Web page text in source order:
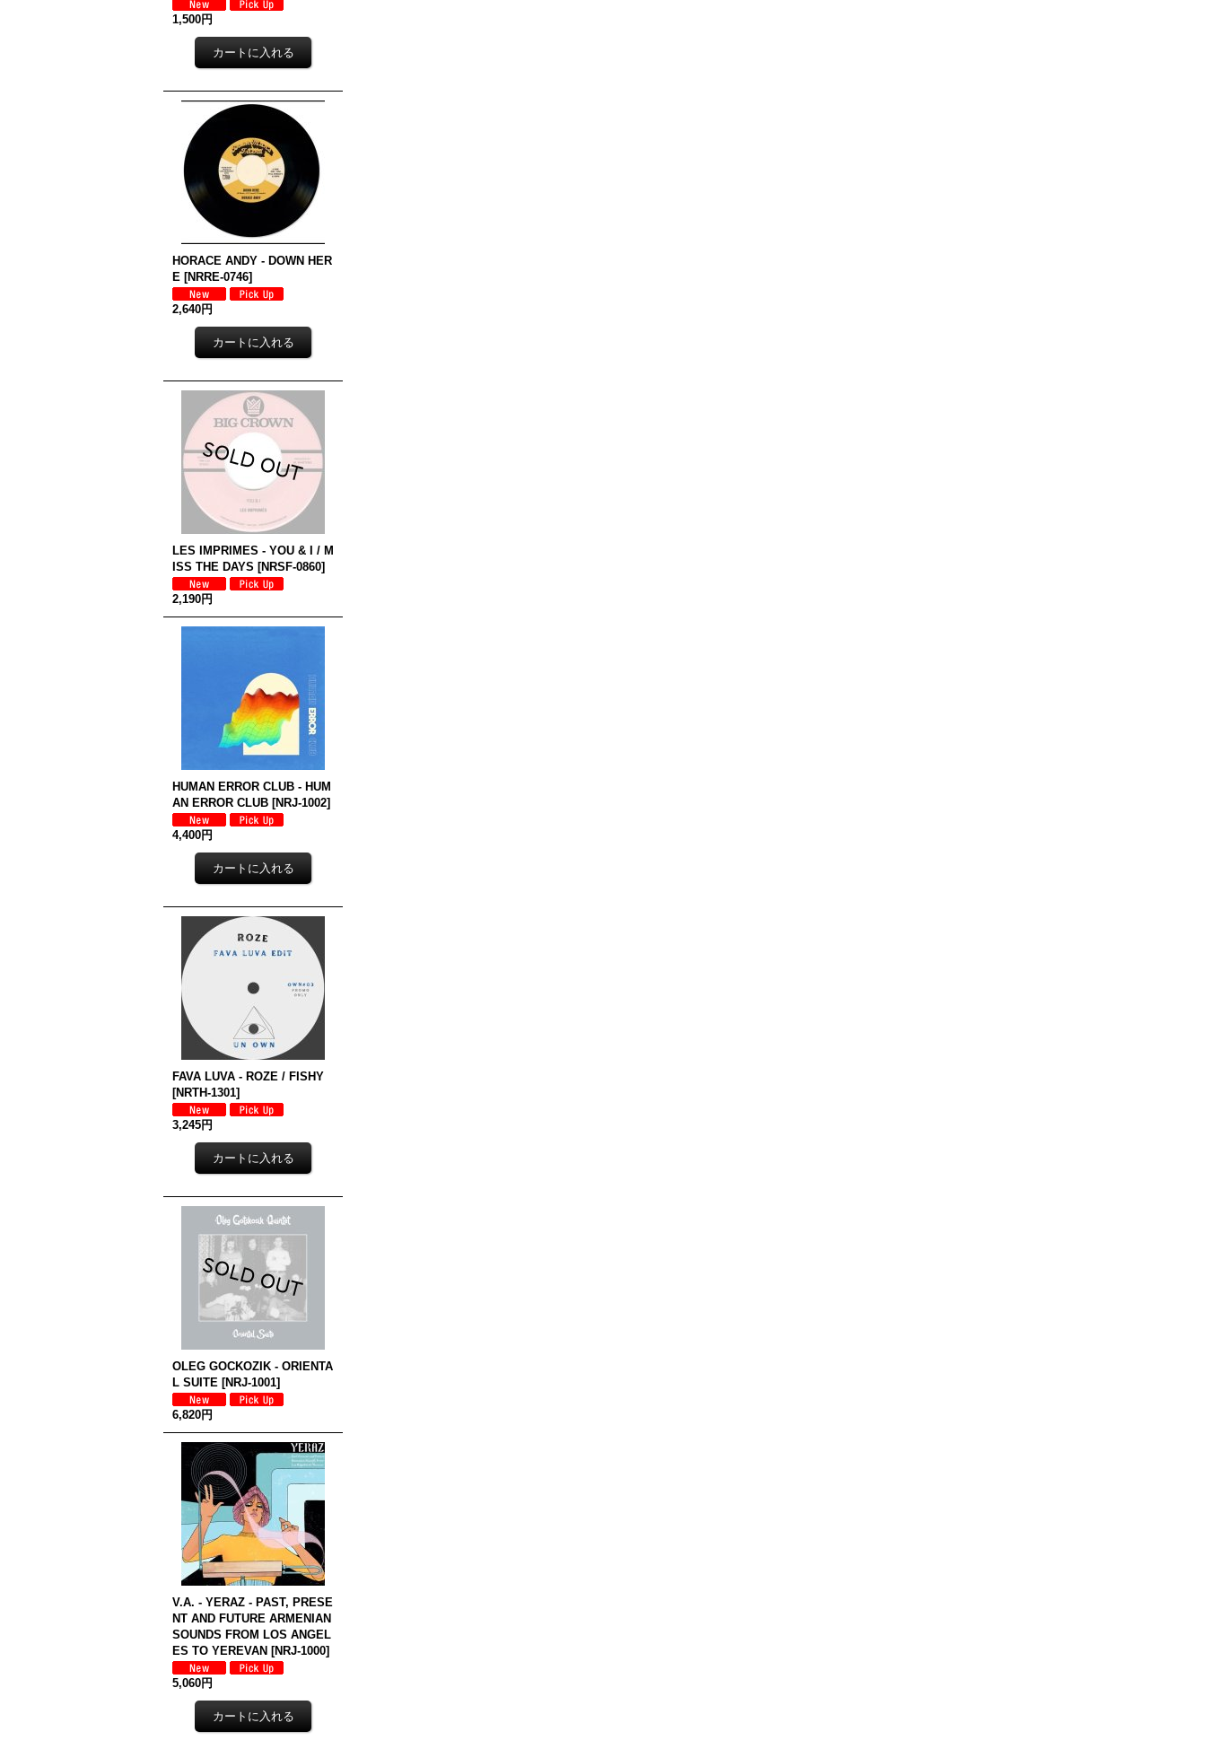
1,500円
HORACE ANDY - DOWN HER
E [NRRE-0746]
2,640円
LES IMPRIMES - YOU & I / M
ISS THE DAYS [NRSF-0860]
2,190円
HUMAN ERROR CLUB - HUM
AN ERROR CLUB [NRJ-1002]
4,400円
FAVA LUVA - ROZE / FISHY
[NRTH-1301]
3,245円
OLEG GOCKOZIK - ORIENTA
L SUITE [NRJ-1001]
6,820円
V.A. - YERAZ - PAST, PRESE
NT AND FUTURE ARMENIAN
SOUNDS FROM LOS ANGEL
ES TO YEREVAN [NRJ-1000]
5,060円